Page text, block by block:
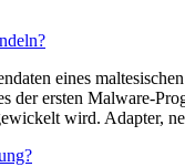
eines
der ersten Malware-
wird. Adapter,